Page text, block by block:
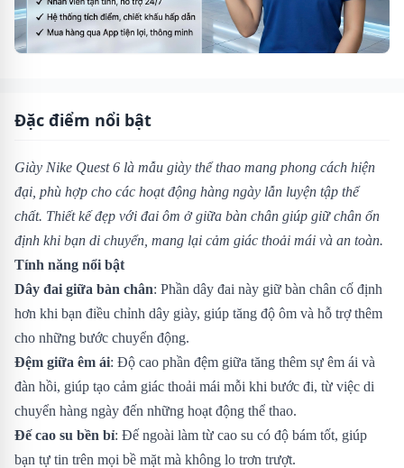
Đặc điểm nổi bật
Giày Nike Quest 6 là mẫu giày thể thao mang phong cách hiện
đại, phù hợp cho các hoạt động hàng ngày lẫn luyện tập thể
chất. Thiết kế đẹp với đai ôm ở giữa bàn chân giúp giữ chân ổn
định khi bạn di chuyển, mang lại cảm giác thoải mái và an toàn.
Tính năng nổi bật
Dây đai giữa bàn chân: Phần dây đai này giữ bàn chân cố định
hơn khi bạn điều chỉnh dây giày, giúp tăng độ ôm và hỗ trợ thêm
cho những bước chuyển động.
Đệm giữa êm ái: Độ cao phần đệm giữa tăng thêm sự êm ái và
đàn hồi, giúp tạo cảm giác thoải mái mỗi khi bước đi, từ việc di
chuyển hàng ngày đến những hoạt động thể thao.
Đế cao su bền bỉ: Đế ngoài làm từ cao su có độ bám tốt, giúp
bạn tự tin trên mọi bề mặt mà không lo trơn trượt.